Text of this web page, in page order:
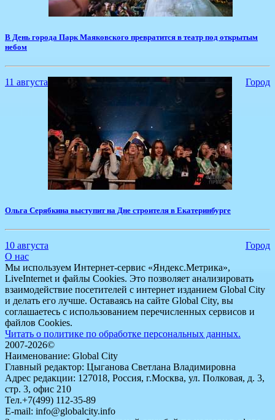
В День города ​Парк Маяковского превратится в театр под открытым
небом
11 августа Город
​Ольга Серябкина выступит на Дне строителя в Екатеринбурге
10 августа
Город
О нас
Мы используем Интернет-сервис «Яндекс.Метрика»,
LiveInternet и файлы Cookies. Это позволяет анализировать
взаимодействие посетителей с интернет изданием Global City
и делать его лучше. Оставаясь на сайте Global City, вы
соглашаетесь с использованием перечисленных сервисов и
файлов Cookies.
Читать о политике по обработке персональных данных.
2007-2026©
Наименование: Global City
Главный редактор: Цыганова Светлана Владимировна
Адрес редакции: 127018, Россия, г.Москва, ул. Полковая, д. 3,
стр. 3, офис 210
Тел.+7(499) 112-35-89
E-mail: info@globalcity.info